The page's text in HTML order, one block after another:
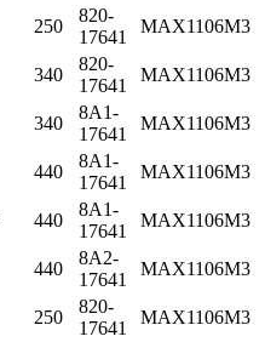
250
820-
17641
MAX1106M3
340
820-
17641
MAX1106M3
340
8A1-
17641
MAX1106M3
440
8A1-
17641
MAX1106M3
440
8A1-
17641
MAX1106M3
440
8A2-
17641
MAX1106M3
250
820-
17641
MAX1106M3